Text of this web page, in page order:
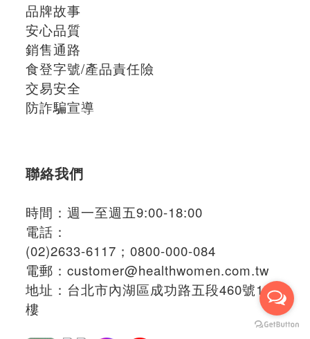
品牌故事
安心品質
銷售通路
食登字號/產品責任險
交易安全
防詐騙宣導
聯絡我們
時間：週一至週五9:00-18:00
電話：
(02)2633-6117； 0800-000-084
電郵： customer@healthwomen.com.tw
地址： 台北市內湖區成功路五段460號15
樓